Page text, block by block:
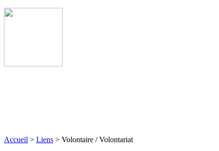
Accueil > Liens > Volontaire / Volontariat